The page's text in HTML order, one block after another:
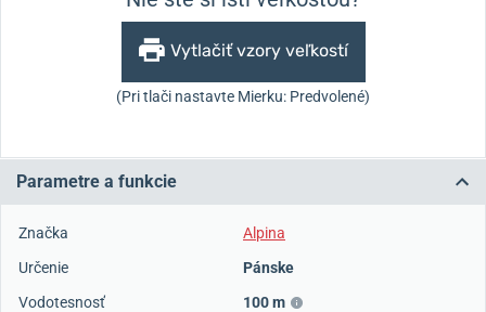
Vytlačiť vzory veľkostí
(Pri tlači nastavte Mierku: Predvolené)
Parametre a funkcie
Značka
Alpina
Určenie
Pánske
Vodotesnosť
100 m